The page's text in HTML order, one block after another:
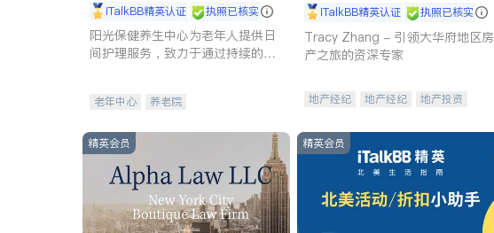
iTalkBB精英认证 执照已核实
阳光保健养生中心为老年人提供日
间护理服务，致力于通过持续的护
老年中心 养老院
iTalkBB精英认证 执照已核实
Tracy Zhang - 引领大华府地区房
产之旅的资深专家
地产经纪 地产经纪
地产投资
精英会员 精英会员